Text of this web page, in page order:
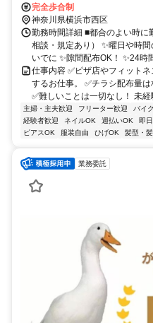
完全歩合制
神奈川県横浜市西区
勤務時間詳細 ■都合のよい時に
相談・規定あり） ✨曜日や時
いでに ✨隙間配布OK！ ✨24
仕事内容 ✅ピザ店やフィット
するお仕事。 ✅チラシ配布量
✅難しいことは一切なし！ 未
主婦・主夫歓迎 フリーター歓迎 バイ
経験者歓迎
ネイルOK 週払いOK 即
ピアスOK
服装自由 ひげOK 髪型・
業務委託